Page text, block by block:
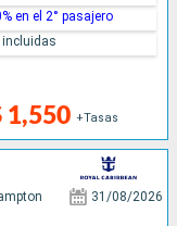
1,550 +Tasas
en el 2° pasajero
31/08/2026